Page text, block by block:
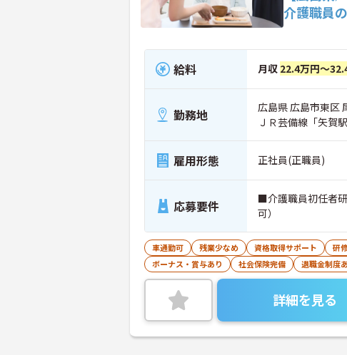
介護職員
給料 月収 22.4万円～
勤務地
広島県 広島市東区
ＪＲ芸備線「矢賀
雇用形態 正社員(正職員)
応募要件
■介護職員初任者
可）
車通勤可 残業少なめ 資格取得サポート 研
ボーナス・賞与あり
社会保険完備 退職金制度
詳細を見る